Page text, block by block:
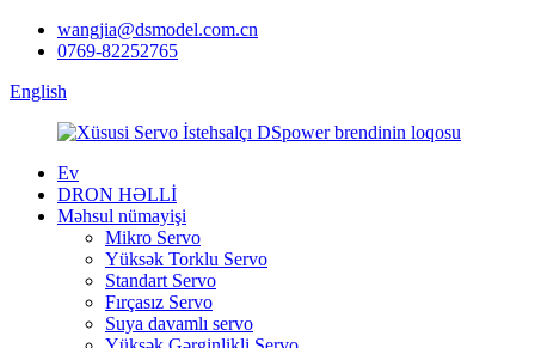
wangjia@dsmodel.com.cn
0769-82252765
English
Ev
DRON HƏLLİ
Məhsul nümayişi
Mikro Servo
Yüksək Torklu Servo
Standart Servo
Fırçasız Servo
Suya davamlı servo